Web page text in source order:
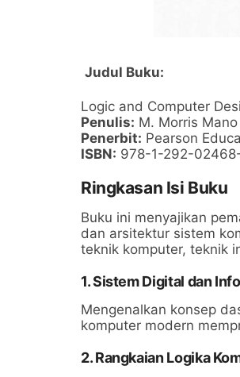
Judul Buku:
Logic and Computer
Penulis: M. Morris
Penerbit: Pearson
ISBN: 978-1-292-
Ringkasan Isi Buku
Buku ini menyajikan
dan arsitektur sistem
teknik komputer, teknik
1. Sistem Digital dan
Mengenalkan konsep
komputer modern
2. Rangkaian Logika